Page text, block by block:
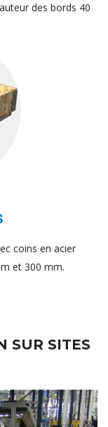
des bords 40
coins en acier
et 300 mm.
SUR SITES